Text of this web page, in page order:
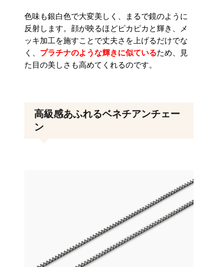
色味も銀白色で大変美しく、まるで鏡のように
反射します。顔が映るほどピカピカと輝き、メ
ッキ加工を施すことで丈夫さを上げるだけでな
く、 プラチナのような輝きに似ているため、見
た目の美しさも高めてくれるのです。
高級感あふれるベネチアンチェー
ン